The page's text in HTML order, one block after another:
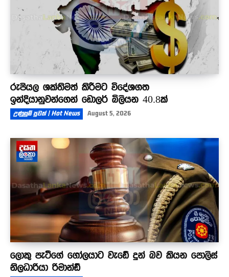
රුපියල ශක්තිමත් කිරීමට විදේශගත
ඉන්දියානුවන්ගෙන් ඩොලර් බිලියන 40.8ක්
උණුසුම් පුවත් | Hot News August 5, 2026
ලොකු පැටීගේ ගෝලයාට වැඩේ දුන් බව කියන පොලිස්
නිලධාරියා රිමාන්ඩ්